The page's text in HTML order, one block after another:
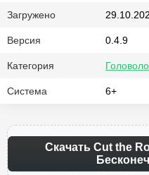
Загружено
Версия 0.4.9
Категория
Система 6+
Скачать Cut the